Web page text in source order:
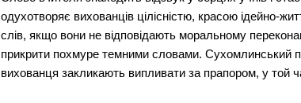
одухотворяє вихованців цілісністю, красою ідейно-
слів, якщо вони не відповідають моральному
прикрити похмуре темними словами. Сухомлинський
вихованця закликають випливати за прапором, у той